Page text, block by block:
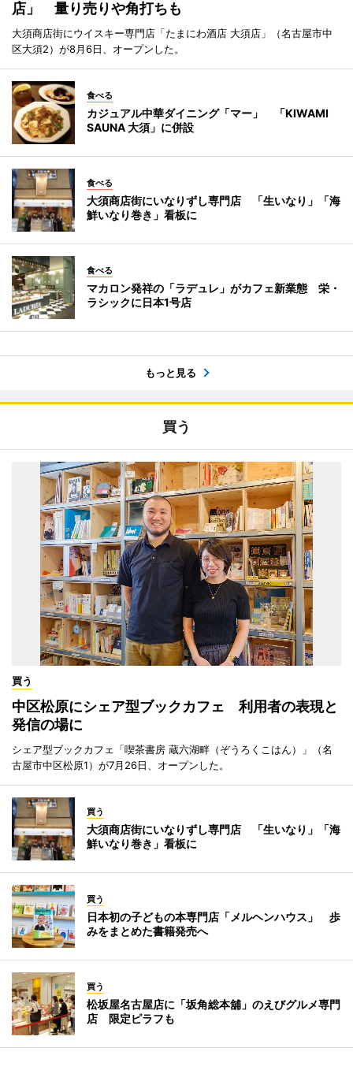
店」 量り売りや角打ちも
大須商店街にウイスキー専門店「たまにわ酒店 大須店」（名古屋市中
区大須2）が8月6日、オープンした。
食べる
カジュアル中華ダイニング「マー」 「KIWAMI
SAUNA 大須」に併設
食べる
大須商店街にいなりずし専門店 「生いなり」「海
鮮いなり巻き」看板に
食べる
マカロン発祥の「ラデュレ」がカフェ新業態 栄・
ラシックに日本1号店
もっと見る
買う
買う
中区松原にシェア型ブックカフェ 利用者の表現と
発信の場に
シェア型ブックカフェ「喫茶書房 蔵六湖畔（ぞうろくこはん）」（名
古屋市中区松原1）が7月26日、オープンした。
買う
大須商店街にいなりずし専門店 「生いなり」「海
鮮いなり巻き」看板に
買う
日本初の子どもの本専門店「メルヘンハウス」 歩
みをまとめた書籍発売へ
買う
松坂屋名古屋店に「坂角総本舖」のえびグルメ専門
店 限定ピラフも